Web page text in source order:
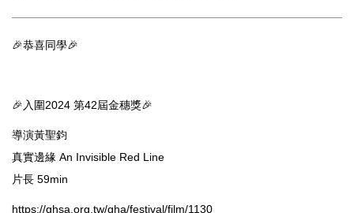
🎉恭喜同學🎉
🎉入圍2024 第42屆金穗獎🎉
導演黃聖鈞
真實邊緣 An Invisible Red Line
片長 59min
https://ghsa.org.tw/gha/festival/film/1130